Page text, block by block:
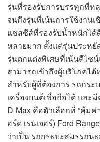
รุ่นที่รองรับการบรรทุกที่ห
จนถึงรุ่นที่เน้นการใช้งาน
แชสซีส์ที่รองรับน้ำหนักได้
หลายมาก ตั้งแต่รุ่นประหยั
รุ่นตกแต่งพิเศษที่เน้นดีไซ
สามารถเข้าถึงผู้บริโภคไ
สำหรับผู้ที่ต้องการ รถกร
เครื่องยนต์เชื่อถือได้ และ
D-Max คือตัวเลือกที่ “คุ้มค่
อร์ด เรนเจอร์) Ford
ว่าเป็น รถกระบะสมรรถน